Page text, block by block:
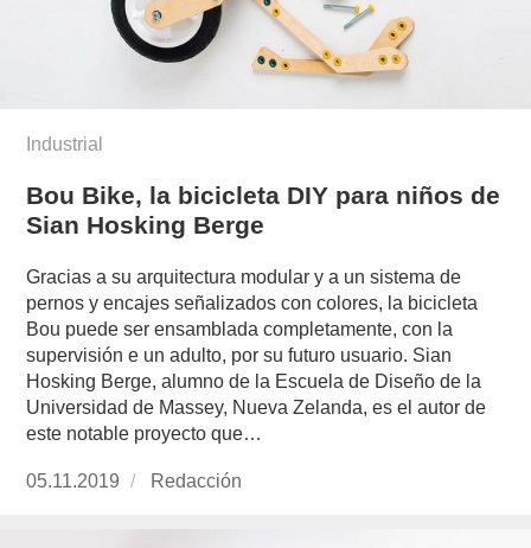
Industrial
Bou Bike, la bicicleta DIY para niños de
Sian Hosking Berge
Gracias a su arquitectura modular y a un sistema de
pernos y encajes señalizados con colores, la bicicleta
Bou puede ser ensamblada completamente, con la
supervisión e un adulto, por su futuro usuario. Sian
Hosking Berge, alumno de la Escuela de Diseño de la
Universidad de Massey, Nueva Zelanda, es el autor de
este notable proyecto que…
Publicado
05.11.2019 https://www.experimenta.es/author/redaccion/
Redacción